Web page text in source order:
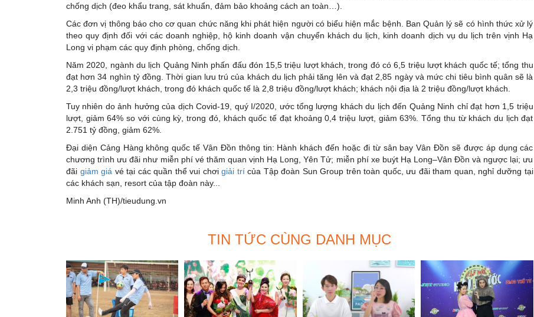
chống dịch (đeo khẩu trang, sát khuẩn, đảm bảo khoảng cách an toàn…).
Các đơn vị thông báo cho cơ quan chức năng khi phát hiện người có biểu hiện mắc bệnh. Ban Quản lý sẽ có hình thức xử lý
theo quy định đối với các doanh nghiệp, hộ kinh doanh vận chuyển khách du lịch, kinh doanh dịch vụ du lịch trên vịnh Hạ
Long vi phạm các quy định phòng, chống dịch.
Năm 2020, ngành du lịch Quảng Ninh phấn đấu đón 15,5 triệu lượt khách, trong đó có 6,5 triệu lượt khách quốc tế; tổng thu
đạt hơn 34 nghìn tỷ đồng. Thời gian lưu trú của khách du lịch phải tăng lên và đạt 2,85 ngày và mức chi tiêu bình quân sẽ là
2,3 triệu đồng/lượt khách, trong đó khách quốc tế là 2,8 triệu đồng/lượt khách; khách nội địa là 2 triệu đồng/lượt khách.
Tuy nhiên do ảnh hưởng của dịch Covid-19, quý I/2020, ước tổng lượng khách du lịch đến Quảng Ninh chỉ đạt hơn 1,5 triệu
lượt, giảm 64% so với cùng kỳ, trong đó, khách quốc tế đạt khoảng 0,4 triệu lượt, giảm 63%. Tổng thu từ khách du lịch đạt
2.751 tỷ đồng, giảm 62%.
Đại diện Cảng Hàng không quốc tế Vân Đồn thông tin: Hành khách đến hoặc đi từ sân bay Vân Đồn sẽ được áp dụng các
chương trình ưu đãi như miễn phí vé thăm quan vịnh Hạ Long, Yên Tử; miễn phí xe buýt Hạ Long–Vân Đồn và ngược lại; ưu
đãi giảm giá vé tại các quần thể vui chơigiải trícủa Tập đoàn Sun Group trên toàn quốc, ưu đãi tham quan, nghỉ dưỡng tại
các khách sạn, resort của tập đoàn này...
Minh Anh (TH)/tieudung.vn
TIN TỨC CÙNG DANH MỤC